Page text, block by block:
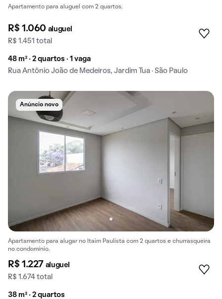
Apartamento para aluguel com 2 quartos.
R$ 1.060 aluguel
R$ 1.451 total
48 m² · 2 quartos · 1 vaga
Rua Antônio João de Medeiros, Jardim Tua · São Paulo
Anúncio novo
Apartamento para alugar no Itaim Paulista com 2 quartos e churrasqueira
no condomínio.
R$ 1.227 aluguel
R$ 1.674 total
38 m² · 2 quartos